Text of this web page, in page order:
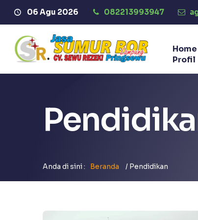
06 Agu 2026 082213993947Selamat Datang
Home
Profil
Anda di sini : Beranda / Pendidikan